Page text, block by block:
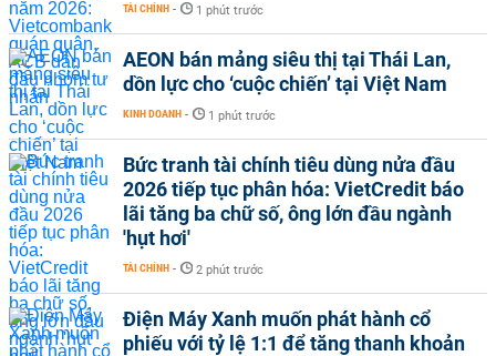
TÀI CHÍNH - 1 phút trước
AEON bán mảng siêu thị tại Thái Lan,
dồn lực cho ‘cuộc chiến’ tại Việt Nam
KINH DOANH - 1 phút trước
Bức tranh tài chính tiêu dùng nửa đầu
2026 tiếp tục phân hóa: VietCredit báo
lãi tăng ba chữ số, ông lớn đầu ngành
'hụt hơi'
TÀI CHÍNH - 2 phút trước
Điện Máy Xanh muốn phát hành cổ
phiếu với tỷ lệ 1:1 để tăng thanh khoản